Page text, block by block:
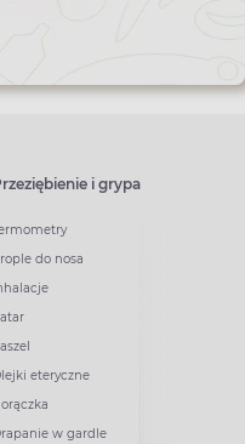
i grypa
do nosa
eteryczne
w gardle